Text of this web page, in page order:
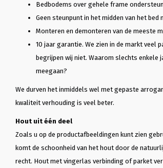
Bedbodems over gehele frame
Geen steunpunt in het midden van het
Monteren en demonteren van de meeste
10 jaar garantie. We zien in de markt veel
begrijpen wij niet. Waarom slechts
meegaan?
We durven het inmiddels wel met gepaste
kwaliteit verhouding is veel beter.
Hout uit één deel
Zoals u op de productafbeeldingen kunt zien
komt de schoonheid van het hout door de
recht. Hout met vingerlas verbinding of parket
of
was
J Joost Boermans
Een absolute aanrader!
Een absolute aanrader!Zeer goede
ook belangrijk een prachtig en